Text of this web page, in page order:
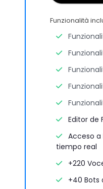
Funzionalità
Editor de
Acceso
tiempo real
+220
+40 Bots